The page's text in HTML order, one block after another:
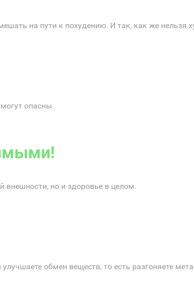
на пути к похудению. И так, как же нельзя
опасны.
внешности, но и здоровье в целом.
обмен веществ, то есть разгоняете